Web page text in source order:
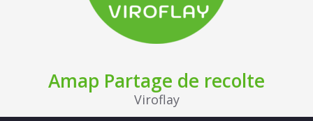
Amap Partage de recolte
Viroflay